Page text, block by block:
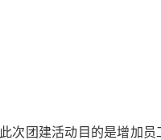
此次团建活动目的是增加